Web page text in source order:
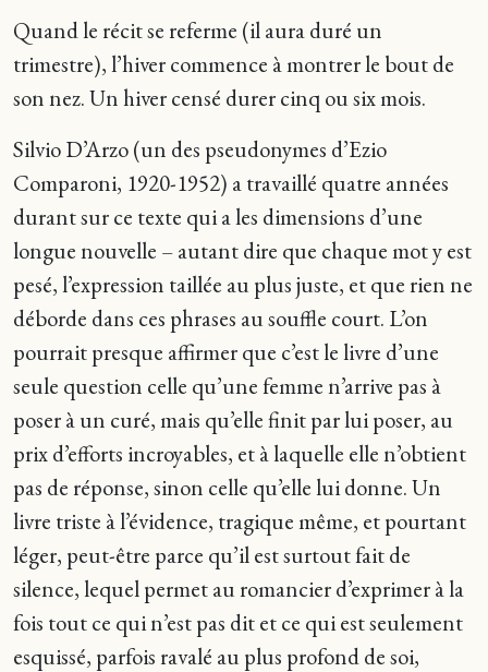
Quand le récit se referme (il aura duré un
trimestre), l’hiver commence à montrer le bout de
son nez. Un hiver censé durer cinq ou six mois.
Silvio D’Arzo (un des pseudonymes d’Ezio
Comparoni, 1920-1952) a travaillé quatre années
durant sur ce texte qui a les dimensions d’une
longue nouvelle – autant dire que chaque mot y est
pesé, l’expression taillée au plus juste, et que rien ne
déborde dans ces phrases au souffle court. L’on
pourrait presque affirmer que c’est le livre d’une
seule question celle qu’une femme n’arrive pas à
poser à un curé, mais qu’elle finit par lui poser, au
prix d’efforts incroyables, et à laquelle elle n’obtient
pas de réponse, sinon celle qu’elle lui donne. Un
livre triste à l’évidence, tragique même, et pourtant
léger, peut-être parce qu’il est surtout fait de
silence, lequel permet au romancier d’exprimer à la
fois tout ce qui n’est pas dit et ce qui est seulement
esquissé, parfois ravalé au plus profond de soi,